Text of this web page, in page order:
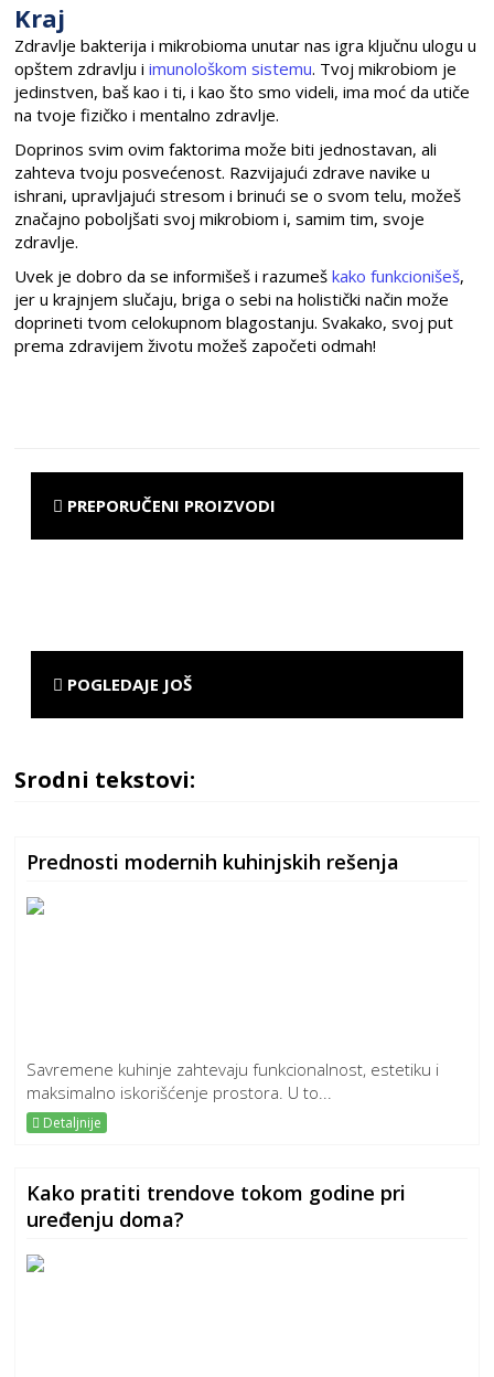
Kraj
Zdravlje bakterija i mikrobioma unutar nas igra ključnu ulogu u
opštem zdravlju iimunološkom sistemu. Tvoj mikrobiom je
jedinstven, baš kao i ti, i kao što smo videli, ima moć da utiče
na tvoje fizičko i mentalno zdravlje.
Doprinos svim ovim faktorima može biti jednostavan, ali
zahteva tvoju posvećenost. Razvijajući zdrave navike u
ishrani, upravljajući stresom i brinući se o svom telu, možeš
značajno poboljšati svoj mikrobiom i, samim tim, svoje
zdravlje.
Uvek je dobro da se informišeš i razumeškako funkcionišeš,
jer u krajnjem slučaju, briga o sebi na holistički način može
doprineti tvom celokupnom blagostanju. Svakako, svoj put
prema zdravijem životu možeš započeti odmah!
PREPORUČENI PROIZVODI
POGLEDAJE JOŠ
Srodni tekstovi:
Prednosti modernih kuhinjskih rešenja
Savremene kuhinje zahtevaju funkcionalnost, estetiku i
maksimalno iskorišćenje prostora. U to...
Detaljnije
Kako pratiti trendove tokom godine pri
uređenju doma?